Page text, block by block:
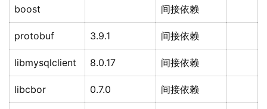
boost 间接依赖
protobuf 3.9.1 间接依赖
libmysqlclient 8.0.17 间接依赖
libcbor 0.7.0 间接依赖